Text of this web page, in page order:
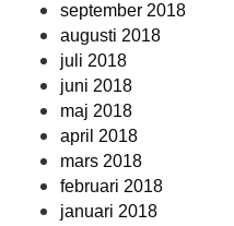
september 2018
augusti 2018
juli 2018
juni 2018
maj 2018
april 2018
mars 2018
februari 2018
januari 2018